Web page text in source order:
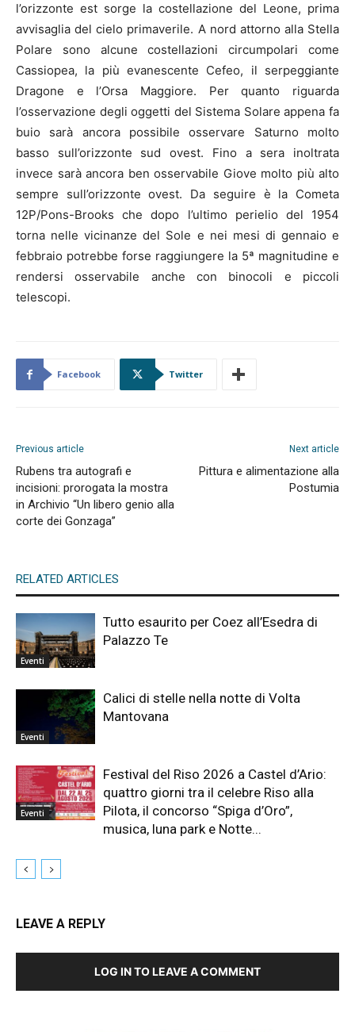
l’orizzonte est sorge la costellazione del Leone, prima
avvisaglia del cielo primaverile. A nord attorno alla Stella
Polare sono alcune costellazioni circumpolari come
Cassiopea, la più evanescente Cefeo, il serpeggiante
Dragone e l’Orsa Maggiore. Per quanto riguarda
l’osservazione degli oggetti del Sistema Solare appena fa
buio sarà ancora possibile osservare Saturno molto
basso sull’orizzonte sud ovest. Fino a sera inoltrata
invece sarà ancora ben osservabile Giove molto più alto
sempre sull’orizzonte ovest. Da seguire è la Cometa
12P/Pons-Brooks che dopo l’ultimo perielio del 1954
torna nelle vicinanze del Sole e nei mesi di gennaio e
febbraio potrebbe forse raggiungere la 5ª magnitudine e
rendersi osservabile anche con binocoli e piccoli
telescopi.
Facebook Twitter
Previous article
Rubens tra autografi e
incisioni: prorogata la mostra
in Archivio “Un libero genio alla
corte dei Gonzaga”
Next article
Pittura e alimentazione alla
Postumia
RELATED ARTICLES
Eventi
Tutto esaurito per Coez all’Esedra di
Palazzo Te
Eventi
Calici di stelle nella notte di Volta
Mantovana
Eventi
Festival del Riso 2026 a Castel d’Ario:
quattro giorni tra il celebre Riso alla
Pilota, il concorso “Spiga d’Oro”,
musica, luna park e Notte...
LEAVE A REPLY
LOG IN TO LEAVE A COMMENT